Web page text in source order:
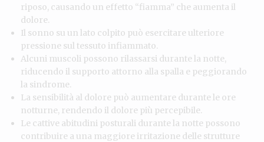
riposo, causando un effetto “fiamma” che aumenta il
dolore.
Il sonno su un lato colpito può esercitare ulteriore
pressione sul tessuto infiammato.
Alcuni muscoli possono rilassarsi durante la notte,
riducendo il supporto attorno alla spalla e peggiorando
la sindrome.
La sensibilità al dolore può aumentare durante le ore
notturne, rendendo il dolore più percepibile.
Le cattive abitudini posturali durante la notte possono
contribuire a una maggiore irritazione delle strutture